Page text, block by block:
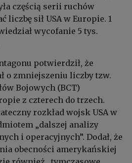
częścią serii ruchów
liczbę sił USA w Europie. 1
wycofanie 5 tys.
potwierdził, że
o zmniejszeniu liczby tzw.
Bojowych (BCT)
z czterech do trzech.
rozkład wojsk USA w
„dalszej analizy
i operacyjnych”. Dodał, że
obecności amerykańskiej